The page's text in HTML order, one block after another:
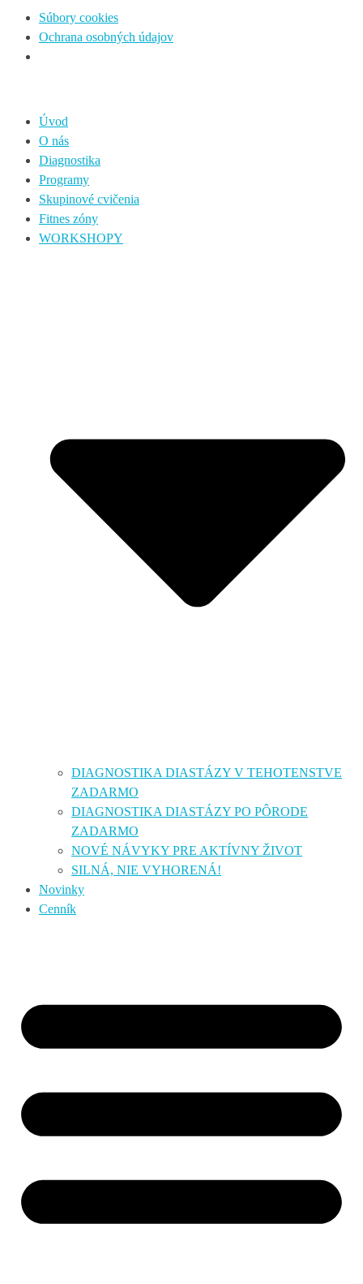
Súbory cookies
Ochrana osobných údajov
Úvod
O nás
Diagnostika
Programy
Skupinové cvičenia
Fitnes zóny
WORKSHOPY
DIAGNOSTIKA DIASTÁZY V TEHOTENSTVE
ZADARMO
DIAGNOSTIKA DIASTÁZY PO PÔRODE
ZADARMO
NOVÉ NÁVYKY PRE AKTÍVNY ŽIVOT
SILNÁ, NIE VYHORENÁ!
Novinky
Cenník